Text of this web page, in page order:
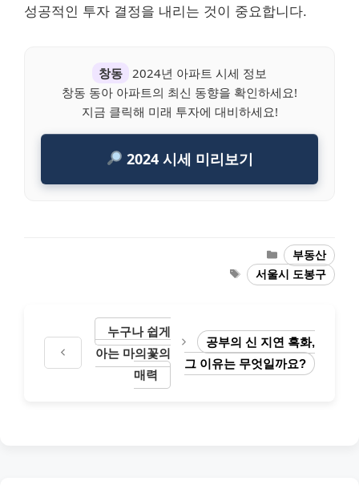
성공적인 투자 결정을 내리는 것이 중요합니다.
창동
2024년 아파트 시세 정보
창동 동아 아파트의 최신 동향을 확인하세요!
지금 클릭해 미래 투자에 대비하세요!
2024 시세 미리보기
Categories
부동산
Tags
서울시 도봉구
누구나 쉽게
아는 마의꽃의
매력
공부의 신 지연 흑화,
그 이유는 무엇일까요?